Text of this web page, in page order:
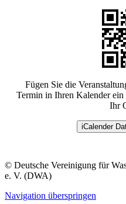
Fügen Sie die
Termin in Ihren Kalender
Ihr
iCalender
© Deutsche Vereinigung für
e. V. (DWA)
Navigation überspringen